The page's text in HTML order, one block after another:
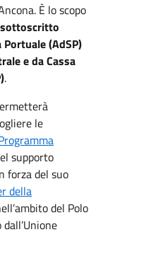
È lo scopo
(AdSP)
e da Cassa
.
le
supporto
forza del suo
della
del Polo